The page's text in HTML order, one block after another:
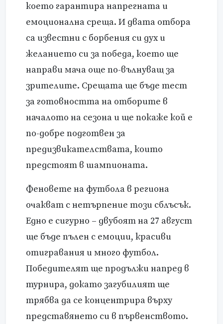
което гарантира напрегната и
емоционална среща. И двата отбора
са известни с борбения си дух и
желанието си за победа, което ще
направи мача още по-вълнуващ за
зрителите. Срещата ще бъде тест
за готовността на отборите в
началото на сезона и ще покаже кой е
по-добре подготвен за
предизвикателствата, които
предстоят в шампионата.
Феновете на футбола в региона
очакват с нетърпение този сблъсък.
Едно е сигурно – двубоят на 27 август
ще бъде пълен с емоции, красиви
отигравания и много футбол.
Победителят ще продължи напред в
турнира, докато загубилият ще
трябва да се концентрира върху
представянето си в първенството.